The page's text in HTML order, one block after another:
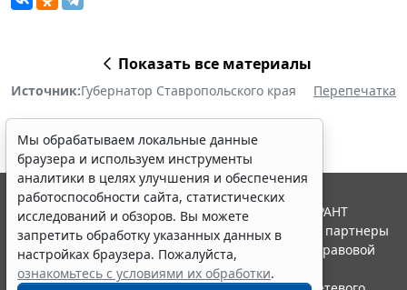
Показать все материалы
Источник:Губернатор Ставропольского края Перепечатка
Мы обрабатываем локальные данные
браузера и используем инструменты
аналитики в целях улучшения и обеспечения
работоспособности сайта, статистических
исследований и обзоров. Вы можете
запретить обработку указанных данных в
настройках браузера. Пожалуйста,
ознакомьтесь с условиями их обработки.
© ООО "НПП "ГАРАНТ-СЕРВИС", 2026. Система ГАРАНТ
выпускается с 1990 года. Компания "Гарант" и ее партнеры
являются участниками Российской ассоциации правовой
информации ГАРАНТ.